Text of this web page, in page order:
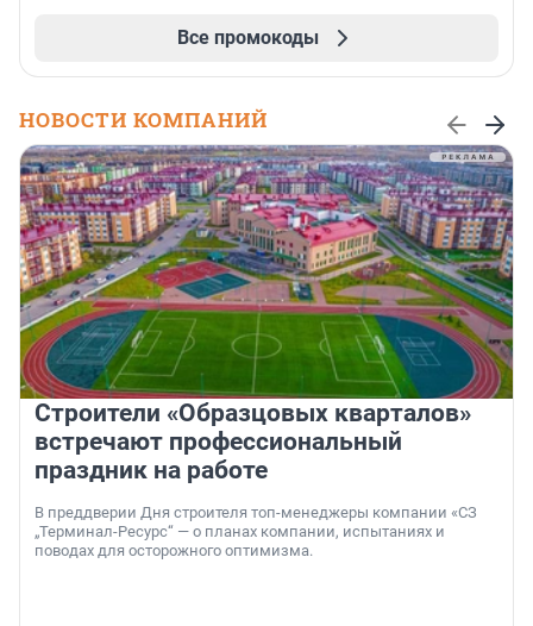
Все промокоды
НОВОСТИ КОМПАНИЙ
Строители «Образцовых кварталов»
встречают профессиональный
праздник на работе
В преддверии Дня строителя топ-менеджеры компании «СЗ
„Терминал-Ресурс“ — о планах компании, испытаниях и
поводах для осторожного оптимизма.